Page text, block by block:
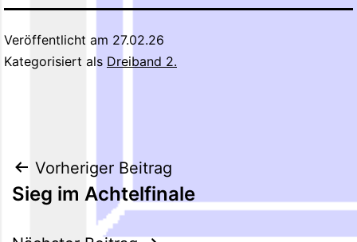
Veröffentlicht am 27.02.26
Kategorisiert als Dreiband 2.
Beitragsnavigation
Vorheriger Beitrag
Sieg im Achtelfinale